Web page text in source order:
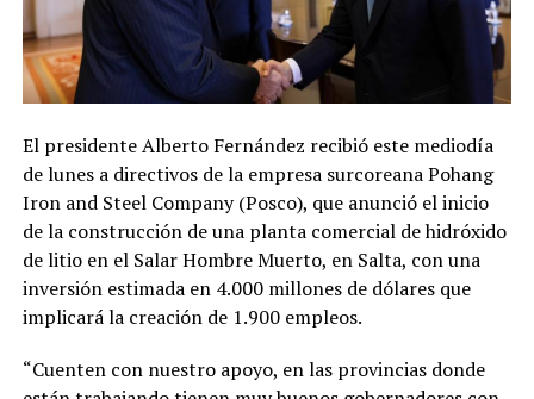
El presidente Alberto Fernández recibió este mediodía
de lunes a directivos de la empresa surcoreana Pohang
Iron and Steel Company (Posco), que anunció el inicio
de la construcción de una planta comercial de hidróxido
de litio en el Salar Hombre Muerto, en Salta, con una
inversión estimada en 4.000 millones de dólares que
implicará la creación de 1.900 empleos.
“Cuenten con nuestro apoyo, en las provincias donde